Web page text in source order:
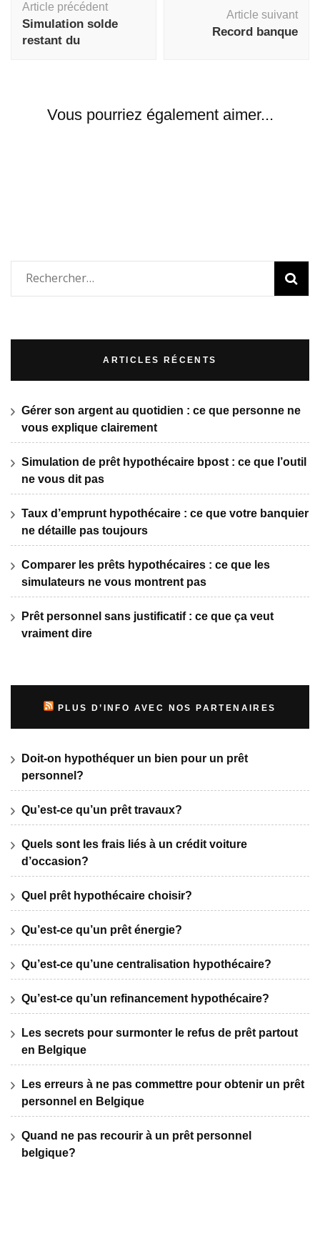
d'article
Article précédent
Simulation solde
restant du
Article suivant
Record banque
Vous pourriez également aimer...
Rechercher :
ARTICLES RÉCENTS
Gérer son argent au quotidien : ce que personne ne
vous explique clairement
Simulation de prêt hypothécaire bpost : ce que l’outil
ne vous dit pas
Taux d’emprunt hypothécaire : ce que votre banquier
ne détaille pas toujours
Comparer les prêts hypothécaires : ce que les
simulateurs ne vous montrent pas
Prêt personnel sans justificatif : ce que ça veut
vraiment dire
PLUS D’INFO AVEC NOS PARTENAIRES
Doit-on hypothéquer un bien pour un prêt
personnel?
Qu’est-ce qu’un prêt travaux?
Quels sont les frais liés à un crédit voiture
d’occasion?
Quel prêt hypothécaire choisir?
Qu’est-ce qu’un prêt énergie?
Qu’est-ce qu’une centralisation hypothécaire?
Qu’est-ce qu’un refinancement hypothécaire?
Les secrets pour surmonter le refus de prêt partout
en Belgique
Les erreurs à ne pas commettre pour obtenir un prêt
personnel en Belgique
Quand ne pas recourir à un prêt personnel
belgique?